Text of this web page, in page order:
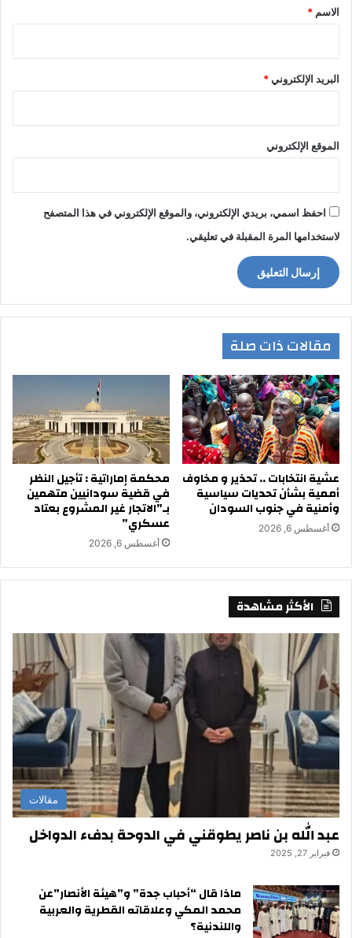
*
الاسم *
البريد الإلكتروني*
الموقع الإلكتروني
احفظ اسمي، بريدي الإلكتروني، والموقع الإلكتروني في هذا المتصفح
لاستخدامها المرة المقبلة في تعليقي.
مقالات ذات صلة
عشية انتخابات .. تحذير و مخاوف
أممية بشأن تحديات سياسية
وأمنية في جنوب السودان
أغسطس 6, 2026
محكمة إماراتية : تأجيل النظر
في قضية سودانيين متهمين
بـ”الاتجار غير المشروع بعتاد
عسكري”
أغسطس 6, 2026
الأكثر مشاهدة
مقالات
عبد الله بن ناصر يطوقني في الدوحة بدفء الدواخل
فبراير 27, 2025
ماذا قال “أحباب جدة” و”هيئة الأنصار”عن
محمد المكي وعلاقاته القطرية والعربية
واللندنية؟